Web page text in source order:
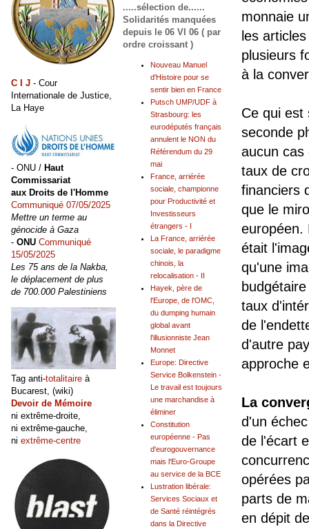
monnaie
les
plusieurs
à la
Ce qui est
seconde
aucun cas
taux de
financiers
que le
européen.
était
qu'une
taux
de
d'autre
approche
La
d'un
de l'écart
opérées
parts de
en dépit
.....sélection de......
Solidarités manquées
depuis le 06 VI 06 ( par
ordre croissant )
Nouveau Manuel
d'Histoire pour se
sentir bien en France
Putsch UMP/UDF à
Strasbourg: les
eurodéputés français
annulent le NON du
Référendum du 29
mai
France, arriérée
sociale, championne
pour Productivité et
Investisseurs
étrangers - I
La France, arriérée
sociale, le paradigme
chinois, la
relocalisation - II
Hayek, père de
l'Europe, de l'OMC,
du dumping humain
global avant
l'illusionniste Jean
Monnet
Europe: Directive
Service Bolkenstein -
Le travail est toujours
une marchandise à
éliminer
Constitution
européenne - Pas
d'eurogouvernance
mais l'Euro-Groupe
au service de la BCE
Lustration libérale:
Services Sociaux et
de Santé réintégrés
dans la Directive
C I J - Cour
Internationale de Justice,
La Haye
- ONU / Haut
Commissariat
aux Droits de l'Homme
Communiqué 07/05/2025
Mettre un terme au
génocide à Gaza
- ONU Communiqué
15/05/2025
Les 75 ans de la Nakba,
le déplacement de plus
de 700.000 Palestiniens
Tag anti-totalitaire à
Bucarest, (wiki)
Devoir de Mémoire
ni extrême-droite,
ni extrême-gauche,
ni extrême-centre